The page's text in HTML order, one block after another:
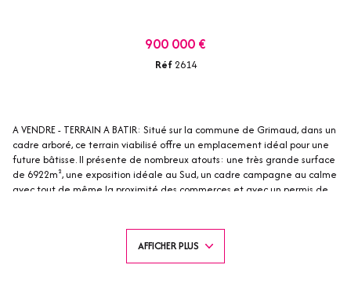
900 000 €
Réf 2614
A VENDRE - TERRAIN A BATIR: Situé sur la commune de Grimaud, dans un
cadre arboré, ce terrain viabilisé offre un emplacement idéal pour une
future bâtisse. Il présente de nombreux atouts: une très grande surface
de 6922m², une exposition idéale au Sud, un cadre campagne au calme
avec tout de même la proximité des commerces et avec un permis de
privatives, une buanderie, un bar sur la terrasse en bois; au rez-de-
chaussée un grand espace salon-salle à manger avec cuisine ouverte,
un bureau, un cellier et un garage double. Ce bien est complété d'une
AFFICHER PLUS